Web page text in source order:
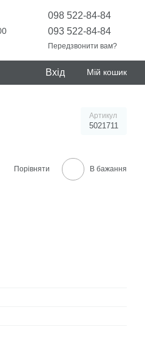
098 522-84-84
093 522-84-84
Передзвонити вам?
Вхід Мій кошик
Артикул
5021711
Порівняти В бажання